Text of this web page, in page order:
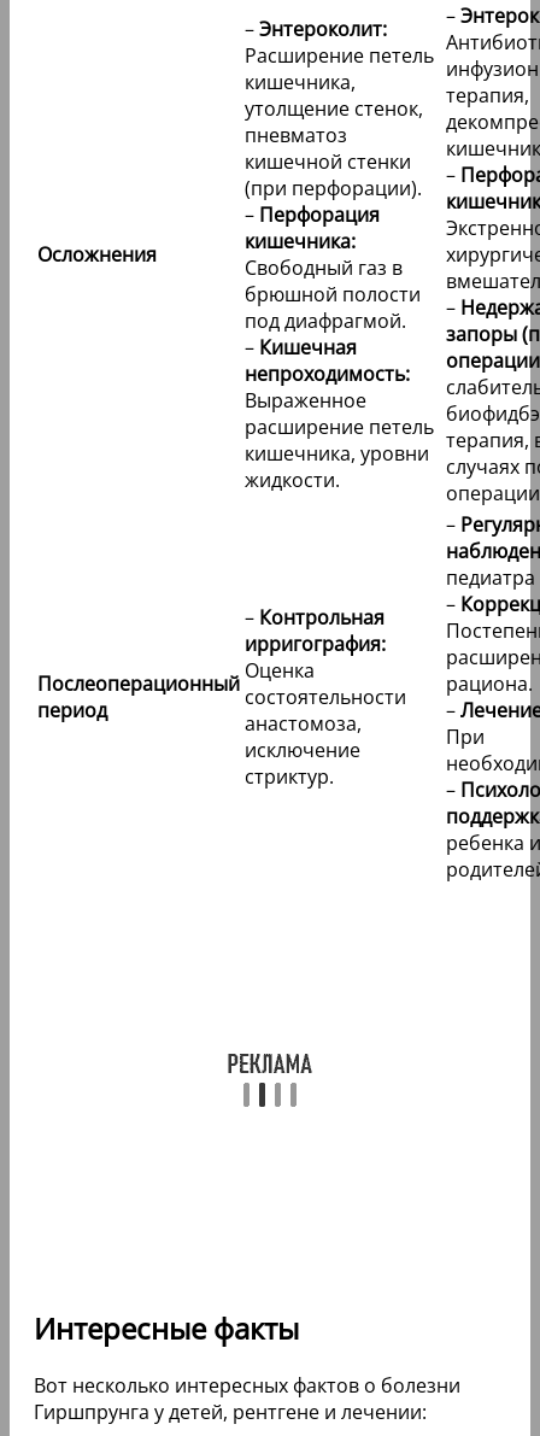
Осложнения
–Энтероколит:
Расширение петель
кишечника,
утолщение стенок,
пневматоз
кишечной стенки
(при перфорации).
– Перфорация
кишечника:
Свободный газ в
брюшной полости
под диафрагмой.
– Кишечная
непроходимость:
Выраженное
расширение петель
кишечника, уровни
жидкости.
–
терапия,
–
–
запоры
терапия,
случаях
Послеоперационный
период
– Контрольная
ирригография:
Оценка
состоятельности
анастомоза,
исключение
стриктур.
–
педиатра
–
рациона.
–
При
–
ребенка и
Интересные факты
Вот несколько интересных фактов о болезни
Гиршпрунга у детей, рентгене и лечении: